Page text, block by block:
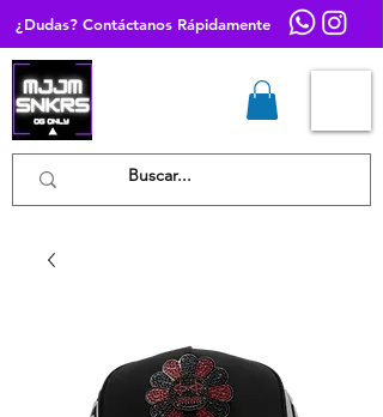
¿Dudas? Contáctanos Rápidamente